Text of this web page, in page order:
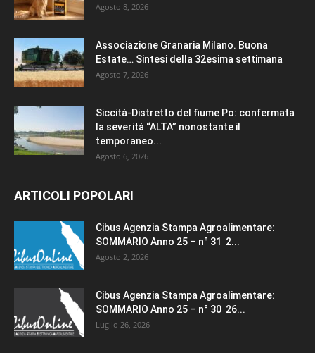
Agosto 8, 2026
Associazione Granaria Milano. Buona
Estate… Sintesi della 32esima settimana
Agosto 7, 2026
Siccità-Distretto del fiume Po: confermata
la severità “ALTA” nonostante il
temporaneo...
Agosto 6, 2026
ARTICOLI POPOLARI
Cibus Agenzia Stampa Agroalimentare:
SOMMARIO Anno 25 – n° 31 2...
Agosto 2, 2026
Cibus Agenzia Stampa Agroalimentare:
SOMMARIO Anno 25 – n° 30 26...
Luglio 26, 2026